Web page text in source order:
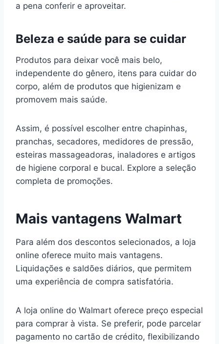
a pena conferir e aproveitar.
Beleza e saúde para se cuidar
Produtos para deixar você mais belo,
independente do gênero, itens para cuidar do
corpo, além de produtos que higienizam e
promovem mais saúde.
Assim, é possível escolher entre chapinhas,
pranchas, secadores, medidores de pressão,
esteiras massageadoras, inaladores e artigos
de higiene corporal e bucal. Explore a seleção
completa de promoções.
Mais vantagens Walmart
Para além dos descontos selecionados, a loja
online oferece muito mais vantagens.
Liquidações e saldões diários, que permitem
uma experiência de compra satisfatória.
A loja online do Walmart oferece preço especial
para comprar à vista. Se preferir, pode parcelar
pagamento no cartão de crédito, flexibilizando